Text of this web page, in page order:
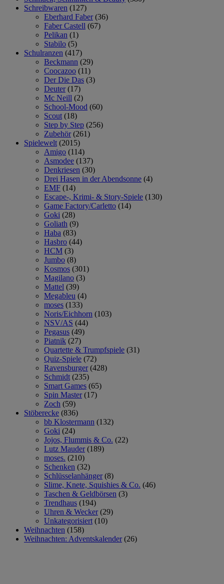
Schreibwaren (127)
Eberhard Faber (36)
Faber Castell (67)
Pelikan (1)
Stabilo (5)
Schulranzen (417)
Beckmann (29)
Coocazoo (11)
Der Die Das (3)
Deuter (17)
Mc Neill (2)
School-Mood (60)
Scout (18)
Step by Step (256)
Zubehör (261)
Spielewelt (2015)
Amigo (114)
Asmodee (137)
Denkriesen (30)
Drei Hasen in der Abendsonne (4)
EMF (14)
Escape-, Krimi- & Story-Spiele (130)
Game Factory/Carletto (14)
Goki (28)
Goliath (9)
Haba (83)
Hasbro (44)
HCM (3)
Jumbo (8)
Kosmos (301)
Magilano (3)
Mattel (39)
Megableu (4)
moses (133)
Noris/Eichhorn (103)
NSV/AS (44)
Pegasus (49)
Piatnik (27)
Quartette & Trumpfspiele (31)
Quiz-Spiele (72)
Ravensburger (428)
Schmidt (235)
Smart Games (65)
Spin Master (17)
Zoch (59)
Stöberecke (836)
bb Klostermann (132)
Goki (24)
Jojos, Flummis & Co. (22)
Lutz Mauder (189)
moses. (210)
Schenken (32)
Schlüsselanhänger (8)
Slime, Knete, Squishies & Co. (46)
Taschen & Geldbörsen (3)
Trendhaus (194)
Uhren & Wecker (29)
Unkategorisiert (10)
Weihnachten (158)
Weihnachten: Adventskalender (26)